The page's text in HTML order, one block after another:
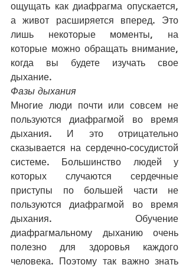
ощущать как диафрагма опускается,
а живот расширяется вперед. Это
лишь некоторые моменты, на
которые можно обращать внимание,
когда вы будете изучать свое
дыхание.
Фазы дыхания
Многие люди почти или совсем не
пользуются диафрагмой во время
дыхания. И это отрицательно
сказывается на сердечно-сосудистой
системе. Большинство людей у
которых случаются сердечные
приступы по большей части не
пользуются диафрагмой во время
дыхания. Обучение
диафрагмальному дыханию очень
полезно для здоровья каждого
человека. Поэтому так важно знать